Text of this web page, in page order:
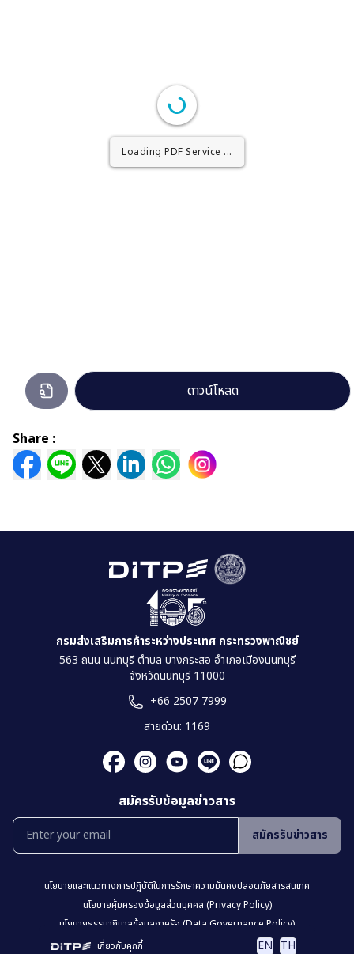
Loading PDF Worker ...
Loading PDF Service ...
ประกาศ-
การ
ดำเนิน
การ
เกี่ยว
ดาวน์โหลด
Share :
เกี่ยวกับคุกกี้ EN TH
กรมส่งเสริมการค้าระหว่างประเทศ กระทรวงพาณิชย์
563 ถนน นนทบุรี ตำบล บางกระสอ อำเภอเมืองนนทบุรี
จังหวัดนนทบุรี 11000
+66 2507 7999
สายด่วน: 1169
สมัครรับข้อมูลข่าวสาร
สมัครรับข่าวสาร
นโยบายเเละเเนวทางการปฎิบัติในการรักษาความมั่นคงปลอดภัยสารสนเทศ
นโยบายคุ้มครองข้อมูลส่วนบุคคล (Privacy Policy)
นโยบายธรรมาภิบาลข้อมูลภาครัฐ (Data Governance Policy)
นโยบายเว็บไซต์ (Website Policy)
การปฏิเสธความรับผิด (Disclaimer)